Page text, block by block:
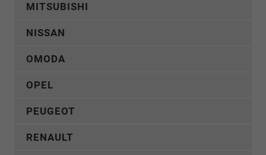
MITSUBISHI
NISSAN
OMODA
OPEL
PEUGEOT
RENAULT